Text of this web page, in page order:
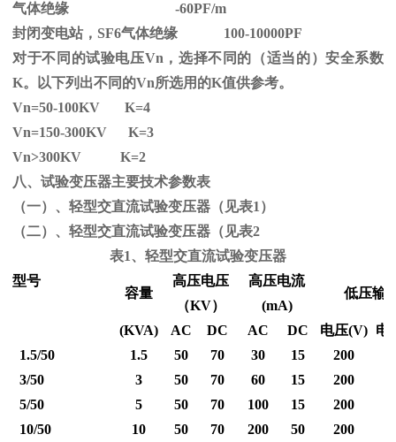
气体绝缘 -60PF/m
封闭变电站，SF6气体绝缘 100-10000PF
对于不同的试验电压Vn ，选择不同的（适当的）安全系数
K。以下列出不同的Vn所选用的K值供参考。
Vn=50-100KV K=4
Vn=150-300KV K=3
Vn>300KV K=2
八、试验变压器主要技术参数表
（一）、轻型交直流试验变压器（见表1）
（二）、轻型交直流试验变压器（见表2
表1、轻型交直流试验变压器
型号
容量
高压电压
（KV）
高压电流
(mA)
低压输
(KVA) AC DC AC DC 电压(V) 电
1.5/50
1.5 50 70 30 15 200
3/50
3 50 70 60 15 200
5/50
5 50 70 100 15 200
10/50
10 50 70 200 50 200